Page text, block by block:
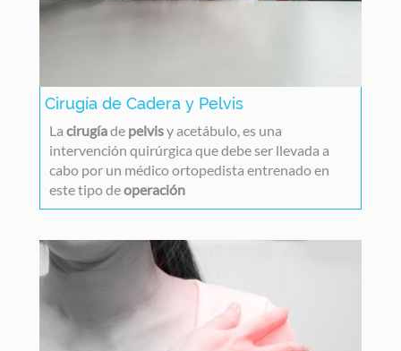
Cirugía de Cadera y Pelvis
La cirugíade pelvisy acetábulo, es una
intervención quirúrgica que debe ser llevada a
cabo por un médico ortopedista entrenado en
este tipo deoperación